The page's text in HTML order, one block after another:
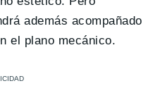
además acompañado
el plano mecánico.